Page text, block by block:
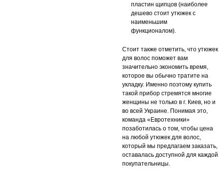
пластин щипцов (наиболее
дешево стоит утюжек с
наименьшим
функционалом).
Стоит также отметить, что утюжек
для волос поможет вам
значительно экономить время,
которое вы обычно тратите на
укладку. Именно поэтому купить
такой прибор стремятся многие
женщины не только в г. Киев, но и
во всей Украине. Понимая это,
команда «Евротехники»
позаботилась о том, чтобы цена
на любой утюжек для волос,
который мы предлагаем заказать,
оставалась доступной для каждой
покупательницы.